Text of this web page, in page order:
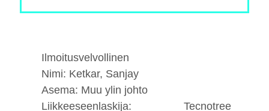
Ilmoitusvelvollinen
Nimi: Ketkar, Sanjay
Asema: Muu ylin johto
Liikkeeseenlaskija: Tecnotree